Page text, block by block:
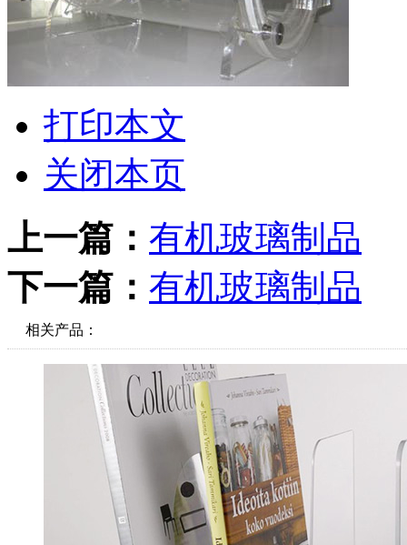
打印本文
关闭本页
上一篇： 有机玻璃制品
下一篇： 有机玻璃制品
相关产品：